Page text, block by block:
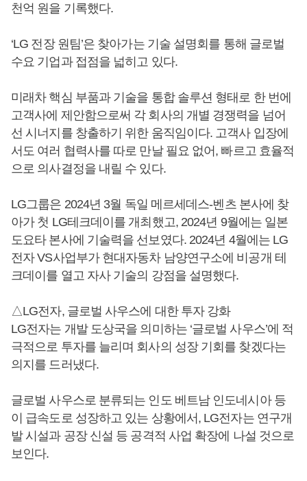
천억 원을 기록했다.
‘LG 전장 원팀’은 찾아가는 기술 설명회를 통해 글로벌
수요 기업과 접점을 넓히고 있다.
미래차 핵심 부품과 기술을 통합 솔루션 형태로 한 번에
고객사에 제안함으로써 각 회사의 개별 경쟁력을 넘어
선 시너지를 창출하기 위한 움직임이다. 고객사 입장에
서도 여러 협력사를 따로 만날 필요 없어, 빠르고 효율적
으로 의사결정을 내릴 수 있다.
LG그룹은 2024년 3월 독일 메르세데스-벤츠 본사에 찾
아가 첫 LG테크데이를 개최했고, 2024년 9월에는 일본
도요타 본사에 기술력을 선보였다. 2024년 4월에는 LG
전자 VS사업부가 현대자동차 남양연구소에 비공개 테
크데이를 열고 자사 기술의 강점을 설명했다.
△LG전자, 글로벌 사우스에 대한 투자 강화
LG전자는 개발 도상국을 의미하는 ‘글로벌 사우스’에 적
극적으로 투자를 늘리며 회사의 성장 기회를 찾겠다는
의지를 드러냈다.
글로벌 사우스로 분류되는 인도 베트남 인도네시아 등
이 급속도로 성장하고 있는 상황에서, LG전자는 연구개
발 시설과 공장 신설 등 공격적 사업 확장에 나설 것으로
보인다.